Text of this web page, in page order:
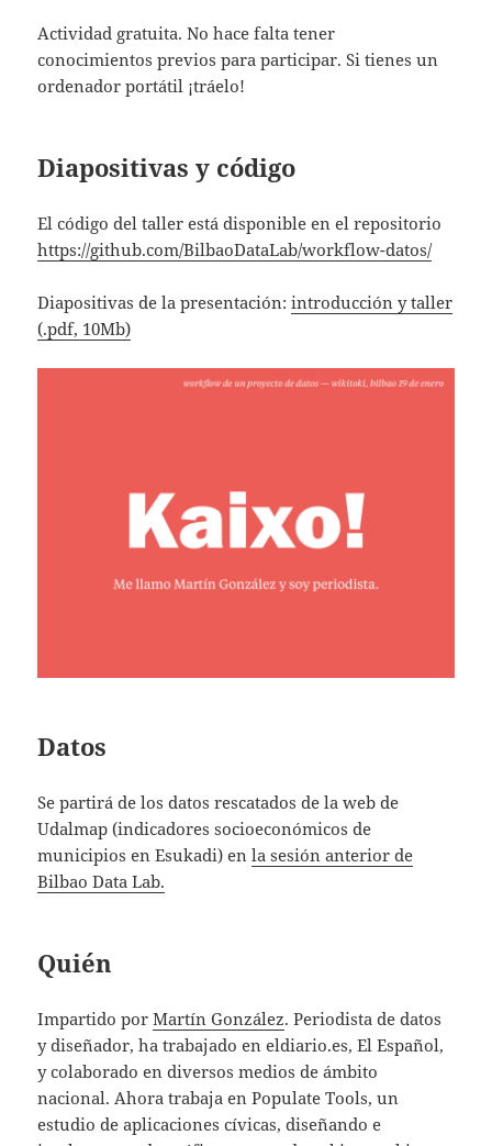
Actividad gratuita. No hace falta tener
conocimientos previos para participar. Si tienes un
ordenador portátil ¡tráelo!
Diapositivas y código
El código del taller está disponible en el repositorio
https://github.com/BilbaoDataLab/workflow-datos/
Diapositivas de la presentación:introducción y taller
(.pdf, 10Mb)
Datos
Se partirá de los datos rescatados de la web de
Udalmap (indicadores socioeconómicos de
municipios en Esukadi) enla sesión anterior de
Bilbao Data Lab.
Quién
Impartido porMartín González. Periodista de datos
y diseñador, ha trabajado en eldiario.es, El Español,
y colaborado en diversos medios de ámbito
nacional. Ahora trabaja en Populate Tools, un
estudio de aplicaciones cívicas, diseñando e